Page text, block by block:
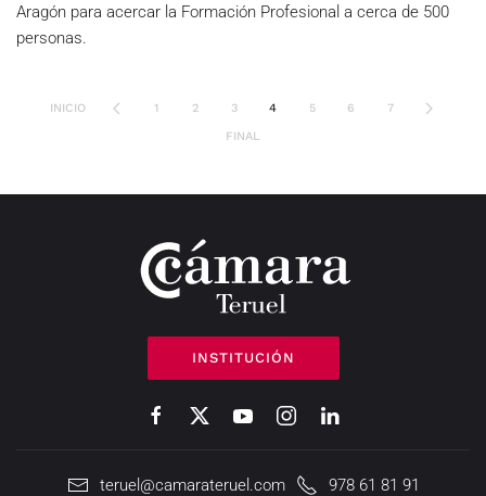
Aragón para acercar la Formación Profesional a cerca de 500
personas.
INICIO 1 2 3 4 5 6
7
FINAL
INSTITUCIÓN
teruel@camarateruel.com 978 61 81 91